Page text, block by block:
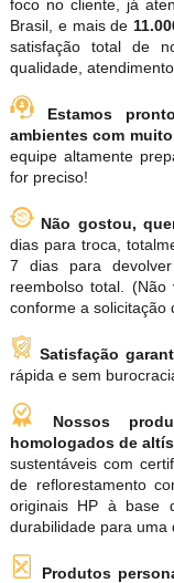
foco no cliente, já
Brasil, e mais de
satisfação total de
qualidade,
Estamos
ambientes com
equipe altamente
for preciso!
Não gostou,
dias para troca,
7 dias para
reembolso total. (Não
conforme a solicitação
Satisfação
rápida e sem
Nossos
homologados de
sustentáveis com
de reflorestamento
originais HP à base
durabilidade para uma
Produtos